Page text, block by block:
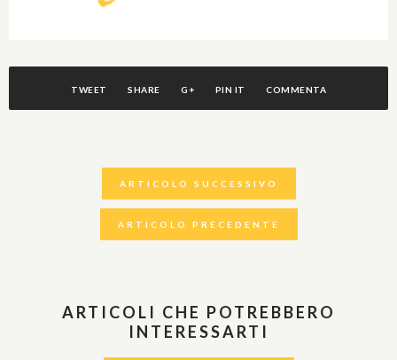
TWEET SHARE G+ PIN IT COMMENTA
ARTICOLO SUCCESSIVO
ARTICOLO PRECEDENTE
ARTICOLI CHE POTREBBERO
INTERESSARTI